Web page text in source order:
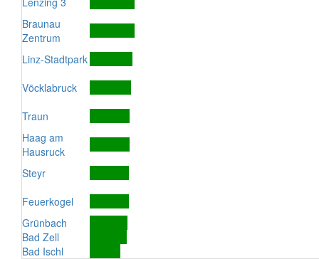
Braunau
Zentrum
Linz-Stadtpark
Vöcklabruck
Traun
Haag am
Hausruck
Steyr
Feuerkogel
Grünbach
Bad Zell
Bad Ischl